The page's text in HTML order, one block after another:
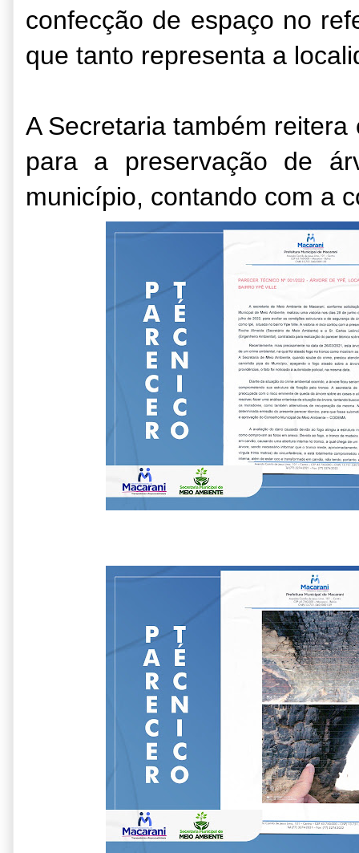
confecção de espaço no
que tanto representa a
A Secretaria também
para a preservação de
município, contando com a